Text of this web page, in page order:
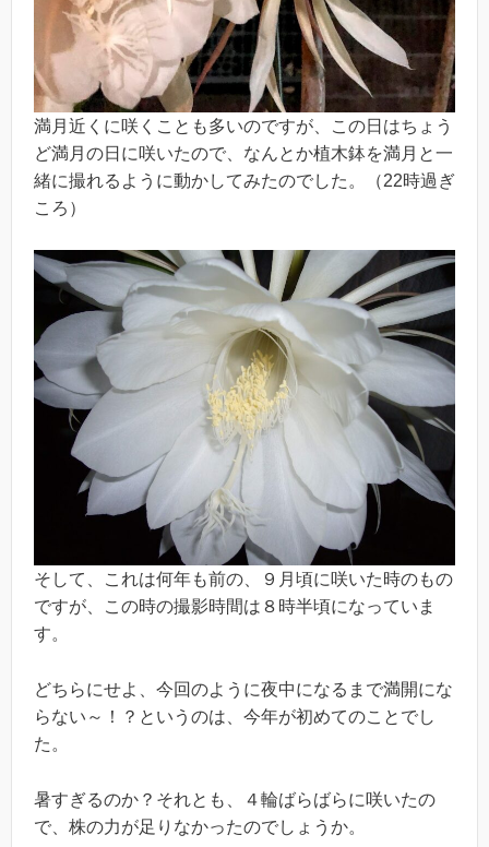
満月近くに咲くことも多いのですが、この日はちょう
ど満月の日に咲いたので、なんとか植木鉢を満月と一
緒に撮れるように動かしてみたのでした。（22時過ぎ
ころ）
そして、これは何年も前の、９月頃に咲いた時のもの
ですが、この時の撮影時間は８時半頃になっていま
す。
どちらにせよ、今回のように夜中になるまで満開にな
らない～！？というのは、今年が初めてのことでし
た。
暑すぎるのか？それとも、４輪ばらばらに咲いたの
で、株の力が足りなかったのでしょうか。